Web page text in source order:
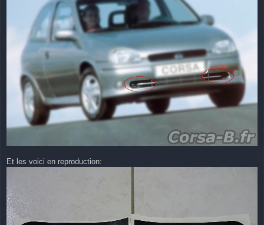
Et les voici en reproduction: